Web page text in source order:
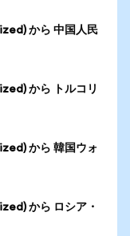
から 中国人民
から トルコリ
から 韓国ウォ
から ロシア・